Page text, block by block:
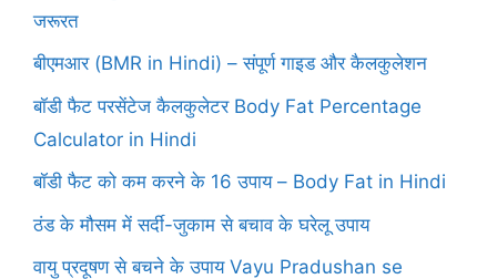
जरूरत
बीएमआर (BMR in Hindi) – संपूर्ण गाइड और कैलकुलेशन
बॉडी फैट परसेंटेज कैलकुलेटर Body Fat Percentage
Calculator in Hindi
बॉडी फैट को कम करने के 16 उपाय – Body Fat in Hindi
ठंड के मौसम में सर्दी-जुकाम से बचाव के घरेलू उपाय
वायु प्रदूषण से बचने के उपाय Vayu Pradushan se